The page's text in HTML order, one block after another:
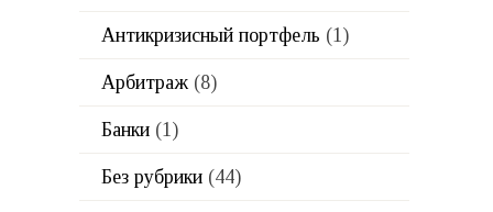
Антикризисный портфель (1)
Арбитраж(8)
Банки(1)
Без рубрики(44)